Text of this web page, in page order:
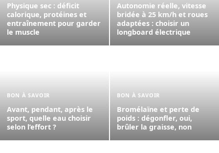
Physique sec : déficit
calorique, protéines et
entraînement pour garder
le muscle
Autonomie réelle, vitesse
bridée à 25 km/h et roues
adaptées : choisir un
longboard électrique
BON À SAVOIR
Avant, pendant, après le
sport, quelle eau choisir
selon l’effort ?
BON À SAVOIR
Bromélaïne et perte de
poids : dégonfler, oui,
brûler la graisse, non